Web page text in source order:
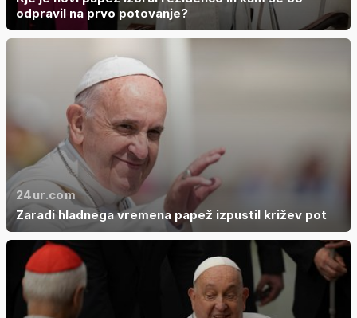
odpravil na prvo potovanje?
24ur.com
Zaradi hladnega vremena papež izpustil križev pot